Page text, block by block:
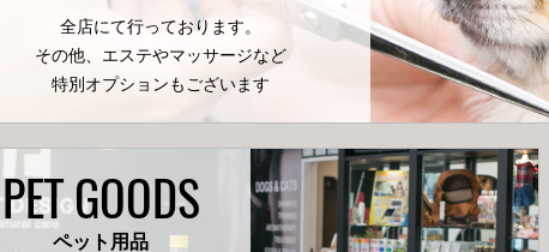
全店にて行っております。
その他、エステやマッサージなど
特別オプションもございます
PET GOODS
ペット用品